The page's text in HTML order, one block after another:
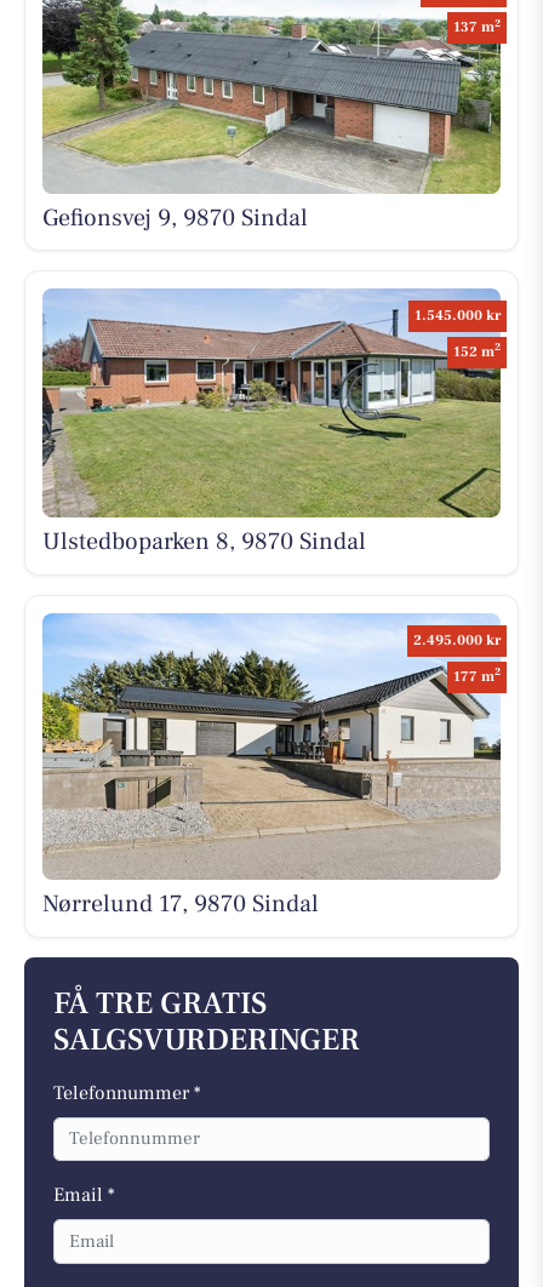
137 m2
Gefionsvej 9, 9870 Sindal
1.545.000 kr
152 m2
Ulstedboparken 8, 9870 Sindal
2.495.000 kr
177 m2
Nørrelund 17, 9870 Sindal
FÅ TRE GRATIS
SALGSVURDERINGER
Telefonnummer *
Email *